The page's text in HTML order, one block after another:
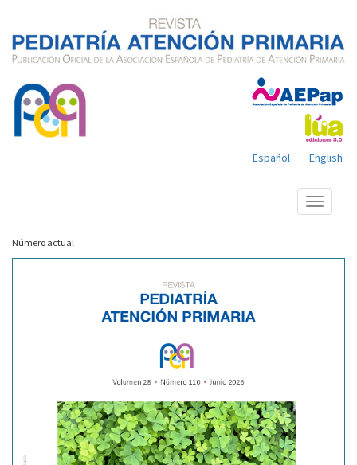
English
Español
Mostrar
menú
Número actual